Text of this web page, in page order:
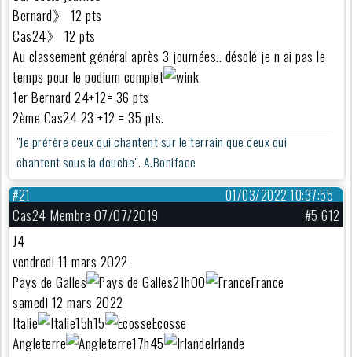
Bernard》 12 pts
Cas24》 12 pts
Au classement général après 3 journées.. désolé je n ai pas le
temps pour le podium complet
1er Bernard 24+12= 36 pts
2ème Cas24 23 +12 = 35 pts.
"Je préfère ceux qui chantent sur le terrain que ceux qui
chantent sous la douche". A.Boniface
01/03/2022 10:37:55
#21
Cas24 Membre 07/07/2019
#5 612
J4
vendredi 11 mars 2022
Pays de Galles
21h00
France
samedi 12 mars 2022
Italie
15h15
Ecosse
Angleterre
17h45 Irlande